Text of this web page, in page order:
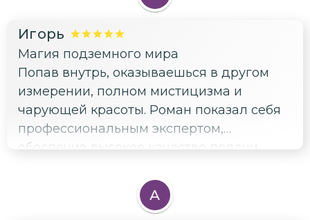
Игорь
Магия подземного мира
Попав внутрь, оказываешься в другом
измерении, полном мистицизма и
чарующей красоты. Роман показал себя
профессиональным экспертом,
обеспечив высокое качество подачи
А